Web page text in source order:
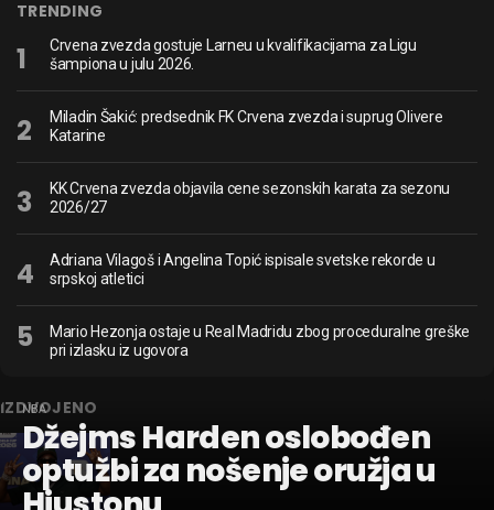
TRENDING
Crvena zvezda gostuje Larneu u kvalifikacijama za Ligu
šampiona u julu 2026.
Miladin Šakić: predsednik FK Crvena zvezda i suprug Olivere
Katarine
KK Crvena zvezda objavila cene sezonskih karata za sezonu
2026/27
Adriana Vilagoš i Angelina Topić ispisale svetske rekorde u
srpskoj atletici
Mario Hezonja ostaje u Real Madridu zbog proceduralne greške
pri izlasku iz ugovora
IZDVOJENO
NBA
Džejms Harden oslobođen
optužbi za nošenje oružja u